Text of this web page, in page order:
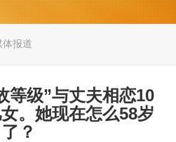
报道
等级”与丈夫相恋10
。她现在怎么58岁
了？